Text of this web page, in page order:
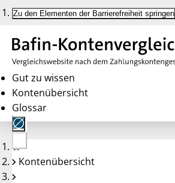
Zu den Elementen der Barrierefreiheit springen
Gut zu wissen
Kontenübersicht
Glossar
Keine
Konten
Kontenübersicht